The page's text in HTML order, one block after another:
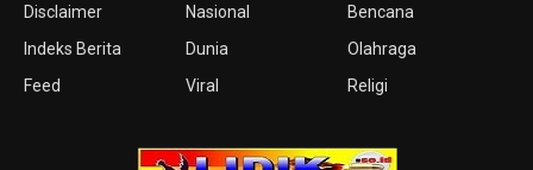
Disclaimer
Indeks Berita
Feed
Nasional
Dunia
Viral
Bencana
Olahraga
Religi